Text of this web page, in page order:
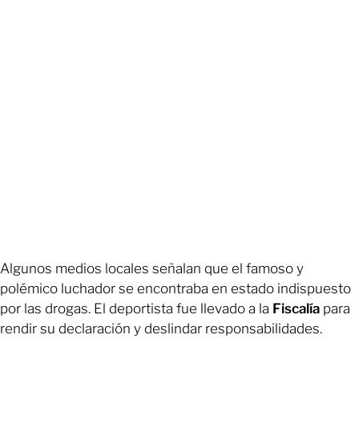
Algunos medios locales señalan que el famoso y
polémico luchador se encontraba en estado indispuesto
por las drogas. El deportista fue llevado a la Fiscalía para
rendir su declaración y deslindar responsabilidades.